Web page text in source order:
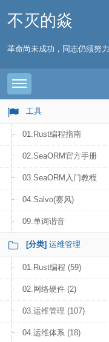
不灭的焱
革命尚未成功，同志仍须努力
Toggle navigation
工具
01.Rust编程指南
02.SeaORM官方手册
03.SeaORM入门教程
04.Salvo(赛风)
09.单词谐音
[分类] 运维管理
01.Rust编程 (59)
02.网络硬件 (2)
03.运维管理 (107)
04.运维体系 (18)